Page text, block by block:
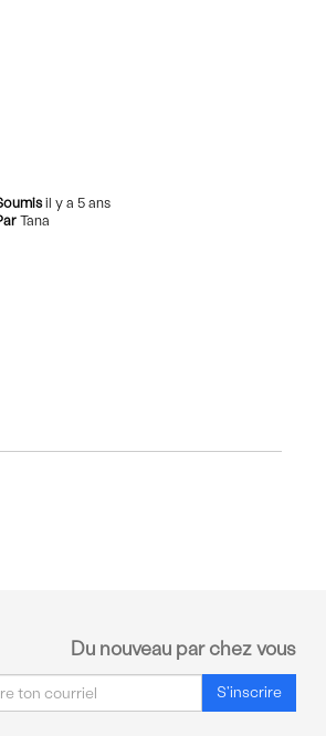
il y a 5 ans
Tana
Du nouveau par chez vous
S'inscrire